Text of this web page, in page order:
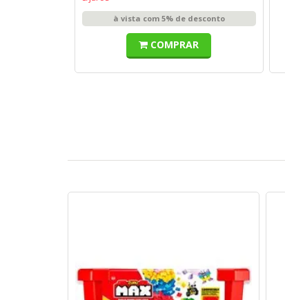
à vista com 5% de desconto
COMPRAR